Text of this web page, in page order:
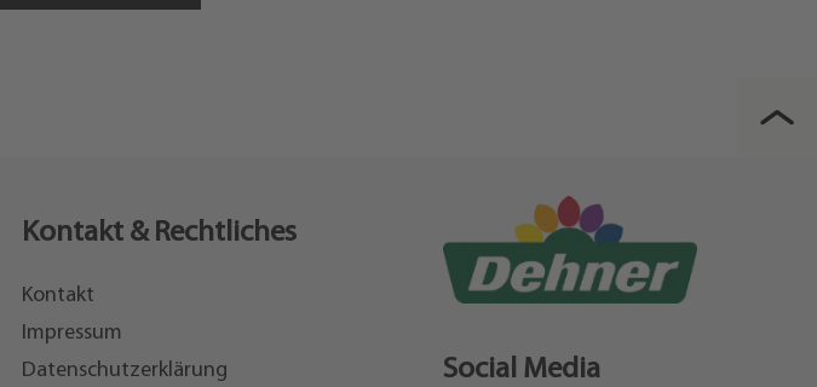
Kontakt & Rechtliches
Kontakt
Impressum
Datenschutzerklärung
Social Media